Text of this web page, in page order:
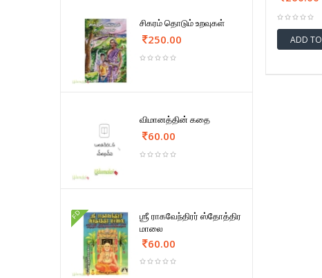
சிகரம் தொடும் உறவுகள்
250.00
விமானத்தின் கதை
60.00
FD
ஶ்ரீ ராகவேந்திரர் ஸ்தோத்திர
மாலை
60.00
ADD